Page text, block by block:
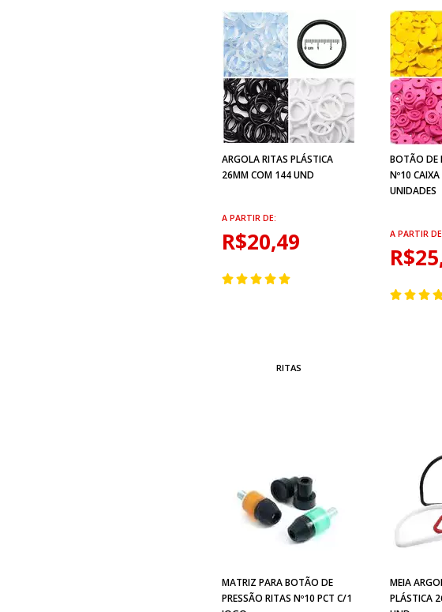
ARGOLA RITAS PLÁSTICA
26MM COM 144 UND
A PARTIR DE:
R$20,49
RITAS
BOTÃO DE
Nº10
UNIDADES
A PARTIR
MATRIZ PARA BOTÃO DE
PRESSÃO RITAS Nº10 PCT C/1
MEIA
PLÁSTICA